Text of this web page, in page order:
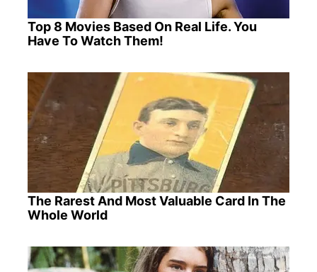
Top 8 Movies Based On Real Life. You
Have To Watch Them!
The Rarest And Most Valuable Card In The
Whole World